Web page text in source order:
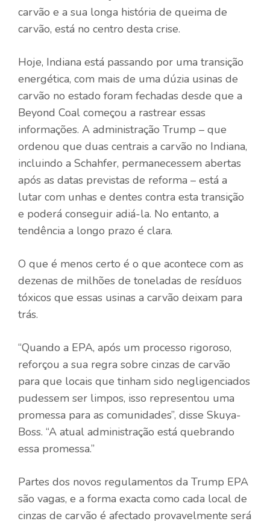
carvão e a sua longa história de queima de
carvão, está no centro desta crise.
Hoje, Indiana está passando por uma transição
energética, com mais de uma dúzia usinas de
carvão no estado foram fechadas desde que a
Beyond Coal começou a rastrear essas
informações. A administração Trump – que
ordenou que duas centrais a carvão no Indiana,
incluindo a Schahfer, permanecessem abertas
após as datas previstas de reforma – está a
lutar com unhas e dentes contra esta transição
e poderá conseguir adiá-la. No entanto, a
tendência a longo prazo é clara.
O que é menos certo é o que acontece com as
dezenas de milhões de toneladas de resíduos
tóxicos que essas usinas a carvão deixam para
trás.
“Quando a EPA, após um processo rigoroso,
reforçou a sua regra sobre cinzas de carvão
para que locais que tinham sido negligenciados
pudessem ser limpos, isso representou uma
promessa para as comunidades”, disse Skuya-
Boss. “A atual administração está quebrando
essa promessa.”
Partes dos novos regulamentos da Trump EPA
são vagas, e a forma exacta como cada local de
cinzas de carvão é afectado provavelmente será